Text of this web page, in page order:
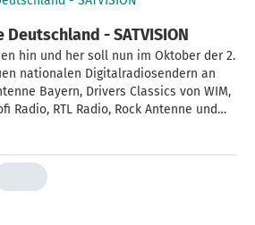
- SATVISION
hin und her soll nun im Oktober der 2.
nationalen Digitalradiosendern an
Bayern, Drivers Classics von WIM,
Radio, RTL Radio, Rock Antenne und
den sechs Radioprogrammen die
fest. Über die weiteren DAB+ Sender
Medienberichten zufolge haben